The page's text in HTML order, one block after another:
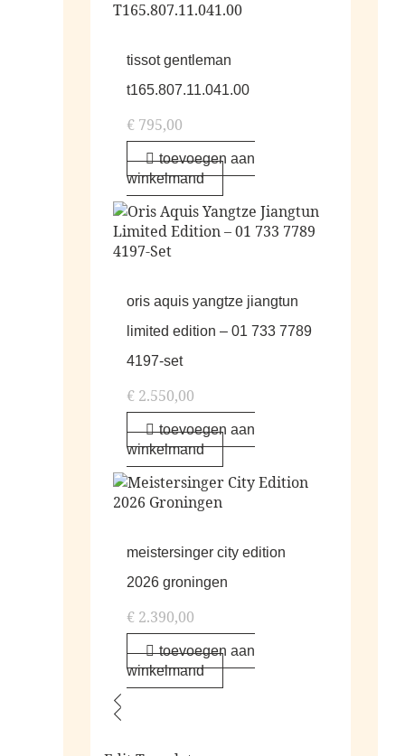
tissot gentleman
t165.807.11.041.00
€ 795,00
toevoegen aan
winkelmand
oris aquis yangtze jiangtun
limited edition – 01 733 7789
4197-set
€ 2.550,00
toevoegen aan
winkelmand
meistersinger city edition
2026 groningen
€ 2.390,00
toevoegen aan
winkelmand